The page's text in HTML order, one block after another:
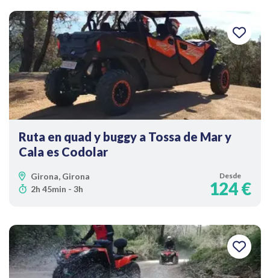
Ruta en quad y buggy a Tossa de Mar y
Cala es Codolar
Girona, Girona
2h 45min - 3h
Desde
124 €